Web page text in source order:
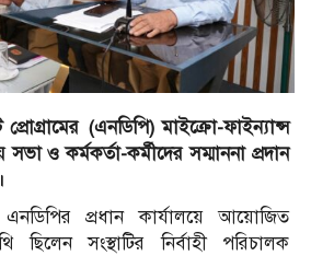
(এনডিপি) মাইক্রো-ফাইন্যান্স
ও কর্মকর্তা-কর্মীদের সম্মাননা প্রদান
প্রধান কার্যালয়ে আয়োজিত
ছিলেন সংস্থাটির নির্বাহী পরিচালক